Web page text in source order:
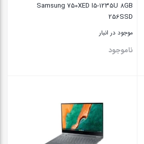
Samsung 750XED I5-1235U 8GB
256SSD
موجود در انبار
ناموجود